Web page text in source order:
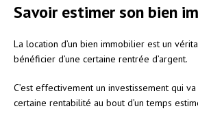
Savoir estimer son bien
La location d’un bien immobilier est un
bénéficier d’une certaine rentrée d’argent.
C’est effectivement un investissement qui
certaine rentabilité au bout d’un temps